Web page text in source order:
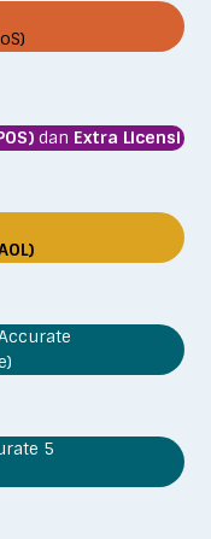
dan Extra Licensi
5